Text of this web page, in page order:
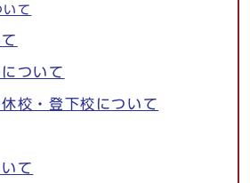
て
ついて
校・登下校について
て